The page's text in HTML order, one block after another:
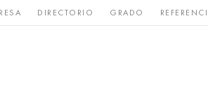
DIRECTORIO GRADO
acero